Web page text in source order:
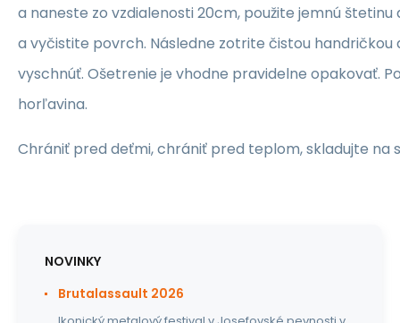
a naneste zo vzdialenosti 20cm, použite jemnú
a vyčistite povrch. Následne zotrite čistou handričkou
vyschnúť. Ošetrenie je vhodne pravidelne opakovať.
horľavina.
Chrániť pred deťmi, chrániť pred teplom, skladujte na
NOVINKY
Brutalassault 2026